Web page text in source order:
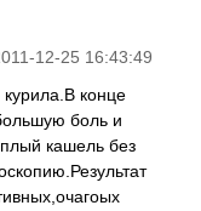
12-25 16:43:49
курила.В конце
боль и
кашель без